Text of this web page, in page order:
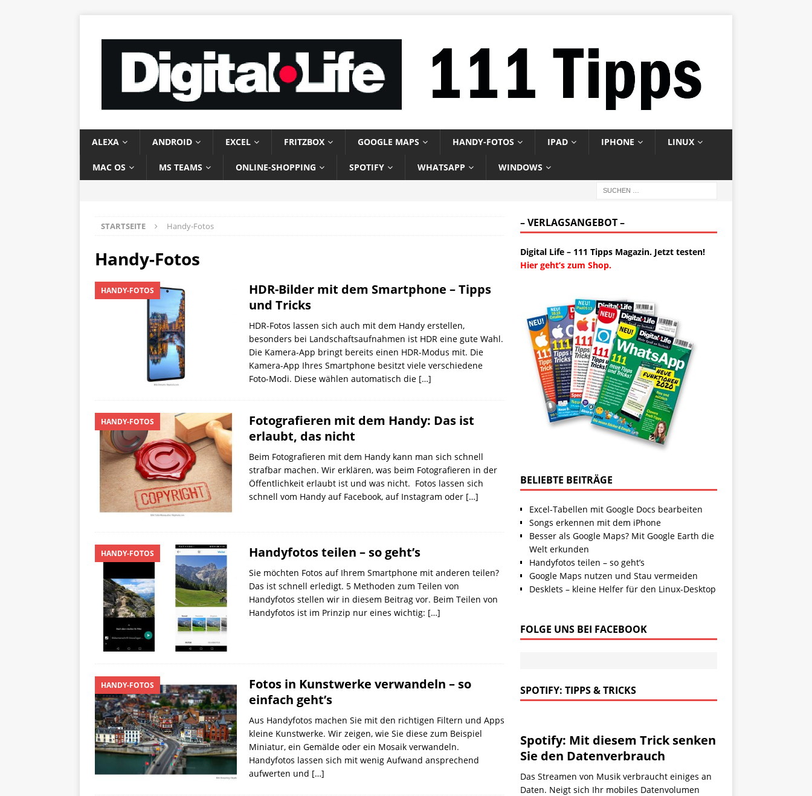
ALEXA ANDROID EXCEL FRITZBOX GOOGLE MAPS HANDY-FOTOS IPAD IPHONE LINUX
MAC OS MS TEAMS ONLINE-SHOPPING SPOTIFY WHATSAPP WINDOWS
STARTSEITE Handy-Fotos
Handy-Fotos
HANDY-FOTOS
HDR-Bilder mit dem Smartphone – Tipps
und Tricks
HDR-Fotos lassen sich auch mit dem Handy erstellen,
besonders bei Landschaftsaufnahmen ist HDR eine gute Wahl.
Die Kamera-App bringt bereits einen HDR-Modus mit. Die
Kamera-App Ihres Smartphone besitzt viele verschiedene
Foto-Modi. Diese wählen automatisch die […]
HANDY-FOTOS
Fotografieren mit dem Handy: Das ist
erlaubt, das nicht
Beim Fotografieren mit dem Handy kann man sich schnell
strafbar machen. Wir erklären, was beim Fotografieren in der
Öffentlichkeit erlaubt ist und was nicht. Fotos lassen sich
schnell vom Handy auf Facebook, auf Instagram oder […]
HANDY-FOTOS Handyfotos teilen – so geht’s
Sie möchten Fotos auf Ihrem Smartphone mit anderen teilen?
Das ist schnell erledigt. 5 Methoden zum Teilen von
Handyfotos stellen wir in diesem Beitrag vor. Beim Teilen von
Handyfotos ist im Prinzip nur eines wichtig: […]
HANDY-FOTOS
Fotos in Kunstwerke verwandeln – so
einfach geht’s
Aus Handyfotos machen Sie mit den richtigen Filtern und Apps
kleine Kunstwerke. Wir zeigen, wie Sie diese zum Beispiel
Miniatur, ein Gemälde oder ein Mosaik verwandeln.
Handyfotos lassen sich mit wenig Aufwand ansprechend
aufwerten und […]
– VERLAGSANGEBOT –
Digital Life – 111 Tipps Magazin. Jetzt testen!
Hier geht’s zum Shop.
BELIEBTE BEITRÄGE
Excel-Tabellen mit Google Docs bearbeiten
Songs erkennen mit dem iPhone
Besser als Google Maps? Mit Google Earth die
Welt erkunden
Handyfotos teilen – so geht’s
Google Maps nutzen und Stau vermeiden
Desklets – kleine Helfer für den Linux-Desktop
FOLGE UNS BEI FACEBOOK
SPOTIFY: TIPPS & TRICKS
Spotify: Mit diesem Trick senken
Sie den Datenverbrauch
Das Streamen von Musik verbraucht einiges an
Daten. Neigt sich Ihr mobiles Datenvolumen